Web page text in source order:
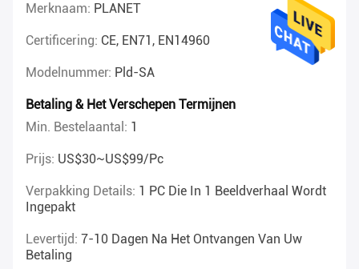
Merknaam: PLANET
Certificering: CE, EN71, EN14960
Modelnummer: Pld-SA
Betaling & Het Verschepen Termijnen
Min. Bestelaantal: 1
Prijs: US$30~US$99/pc
Verpakking Details: 1 PC Die In 1 Beeldverhaal Wordt
Ingepakt
Levertijd: 7-10 Dagen Na Het Ontvangen Van Uw
Betaling